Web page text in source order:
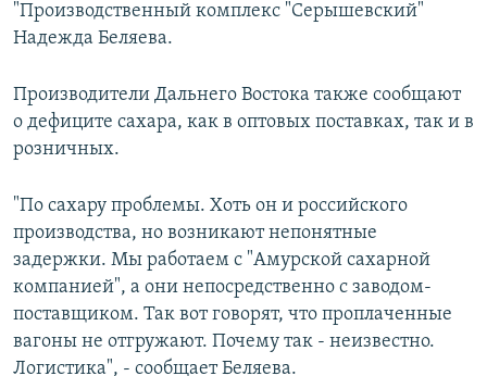
"Производственный комплекс "Серышевский"
Надежда Беляева.
Производители Дальнего Востока также сообщают
о дефиците сахара, как в оптовых поставках, так и в
розничных.
"По сахару проблемы. Хоть он и российского
производства, но возникают непонятные
задержки. Мы работаем с "Амурской сахарной
компанией", а они непосредственно с заводом-
поставщиком. Так вот говорят, что проплаченные
вагоны не отгружают. Почему так - неизвестно.
Логистика", - сообщает Беляева.